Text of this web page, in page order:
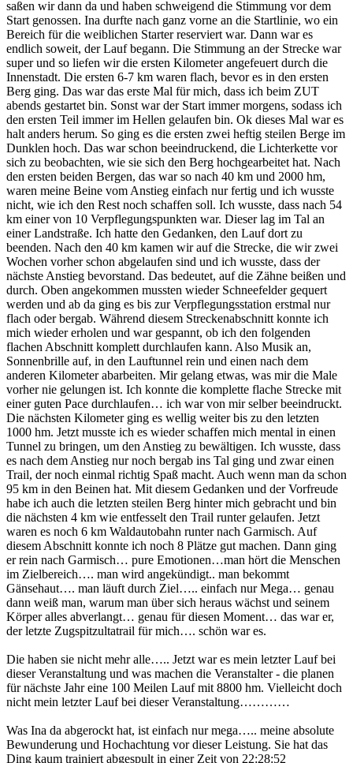
saßen wir dann da und haben schweigend die Stimmung vor dem
Start genossen. Ina durfte nach ganz vorne an die Startlinie, wo ein
Bereich für die weiblichen Starter reserviert war. Dann war es
endlich soweit, der Lauf begann. Die Stimmung an der Strecke war
super und so liefen wir die ersten Kilometer angefeuert durch die
Innenstadt. Die ersten 6-7 km waren flach, bevor es in den ersten
Berg ging. Das war das erste Mal für mich, dass ich beim ZUT
abends gestartet bin. Sonst war der Start immer morgens, sodass ich
den ersten Teil immer im Hellen gelaufen bin. Ok dieses Mal war es
halt anders herum. So ging es die ersten zwei heftig steilen Berge im
Dunklen hoch. Das war schon beeindruckend, die Lichterkette vor
sich zu beobachten, wie sie sich den Berg hochgearbeitet hat. Nach
den ersten beiden Bergen, das war so nach 40 km und 2000 hm,
waren meine Beine vom Anstieg einfach nur fertig und ich wusste
nicht, wie ich den Rest noch schaffen soll. Ich wusste, dass nach 54
km einer von 10 Verpflegungspunkten war. Dieser lag im Tal an
einer Landstraße. Ich hatte den Gedanken, den Lauf dort zu
beenden. Nach den 40 km kamen wir auf die Strecke, die wir zwei
Wochen vorher schon abgelaufen sind und ich wusste, dass der
nächste Anstieg bevorstand. Das bedeutet, auf die Zähne beißen und
durch. Oben angekommen mussten wieder Schneefelder gequert
werden und ab da ging es bis zur Verpflegungsstation erstmal nur
flach oder bergab. Während diesem Streckenabschnitt konnte ich
mich wieder erholen und war gespannt, ob ich den folgenden
flachen Abschnitt komplett durchlaufen kann. Also Musik an,
Sonnenbrille auf, in den Lauftunnel rein und einen nach dem
anderen Kilometer abarbeiten. Mir gelang etwas, was mir die Male
vorher nie gelungen ist. Ich konnte die komplette flache Strecke mit
einer guten Pace durchlaufen… ich war von mir selber beeindruckt.
Die nächsten Kilometer ging es wellig weiter bis zu den letzten
1000 hm. Jetzt musste ich es wieder schaffen mich mental in einen
Tunnel zu bringen, um den Anstieg zu bewältigen. Ich wusste, dass
es nach dem Anstieg nur noch bergab ins Tal ging und zwar einen
Trail, der noch einmal richtig Spaß macht. Auch wenn man da schon
95 km in den Beinen hat. Mit diesem Gedanken und der Vorfreude
habe ich auch die letzten steilen Berg hinter mich gebracht und bin
die nächsten 4 km wie entfesselt den Trail runter gelaufen. Jetzt
waren es noch 6 km Waldautobahn runter nach Garmisch. Auf
diesem Abschnitt konnte ich noch 8 Plätze gut machen. Dann ging
er rein nach Garmisch… pure Emotionen…man hört die Menschen
im Zielbereich…. man wird angekündigt.. man bekommt
Gänsehaut…. man läuft durch Ziel….. einfach nur Mega… genau
dann weiß man, warum man über sich heraus wächst und seinem
Körper alles abverlangt… genau für diesen Moment… das war er,
der letzte Zugspitzultatrail für mich…. schön war es.
Die haben sie nicht mehr alle….. Jetzt war es mein letzter Lauf bei
dieser Veranstaltung und was machen die Veranstalter - die planen
für nächste Jahr eine 100 Meilen Lauf mit 8800 hm. Vielleicht doch
nicht mein letzter Lauf bei dieser Veranstaltung…………
Was Ina da abgerockt hat, ist einfach nur mega….. meine absolute
Bewunderung und Hochachtung vor dieser Leistung. Sie hat das
Ding kaum trainiert abgespult in einer Zeit von 22:28:52